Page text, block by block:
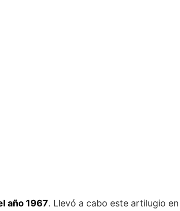
año 1967. Llevó a cabo este artilugio en